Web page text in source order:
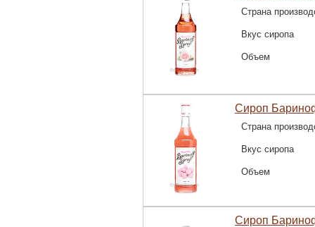
Страна
Вкус сиропа
Объем
Сироп
Страна
Вкус сиропа
Объем
Сироп